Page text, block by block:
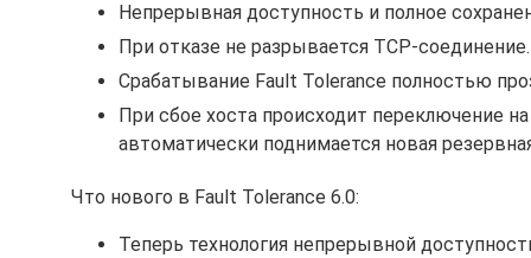
Непрерывная доступность и полное
При отказе не разрывается TCP-соединение.
Срабатывание Fault Tolerance полностью
При сбое хоста происходит переключение
автоматически поднимается новая
Что нового в Fault Tolerance 6.0:
Теперь технология непрерывной